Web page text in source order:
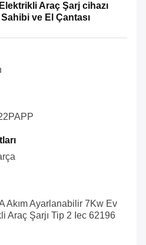
Araç Şarj cihazı
ve El Çantası
Akım Ayarlanabilir 7Kw Ev
Araç Şarjı Tip 2 Iec 62196